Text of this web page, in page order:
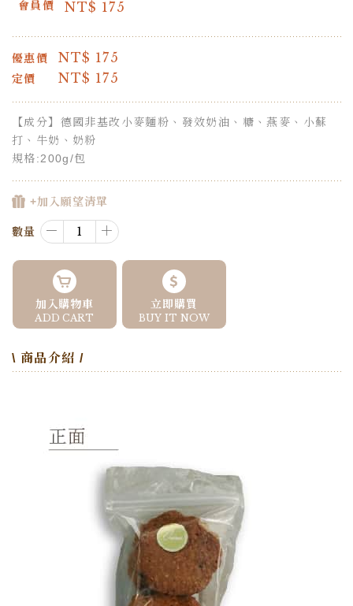
會員價 NT$ 175
優惠價 NT$ 175
定價 NT$ 175
【成分】德國非基改小麥麵粉、發效奶油、糖、燕麥、小蘇
打、牛奶、奶粉
規格:200g/包
+加入願望清單
數量 － ＋
加入購物車
ADD CART
立即購買
BUY IT NOW
\ 商品介紹 /